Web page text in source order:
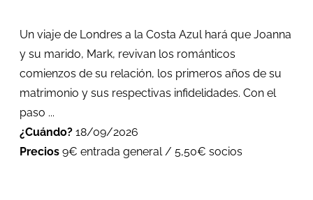
Un viaje de Londres a la Costa Azul hará que Joanna
y su marido, Mark, revivan los románticos
comienzos de su relación, los primeros años de su
matrimonio y sus respectivas infidelidades. Con el
paso ...
¿Cuándo? 18/09/2026
Precios 9€ entrada general / 5,50€ socios